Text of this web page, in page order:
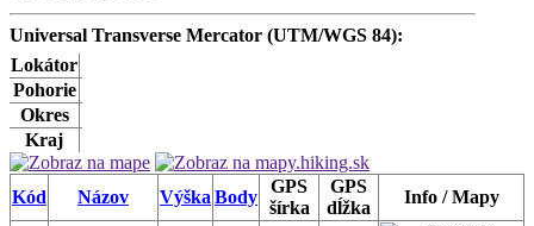
Universal Transverse Mercator (UTM/WGS 84):
Lokátor
Pohorie
Okres
Kraj
Kód Názov Výška Body
GPS
šírka
GPS
dĺžka
Info / Mapy